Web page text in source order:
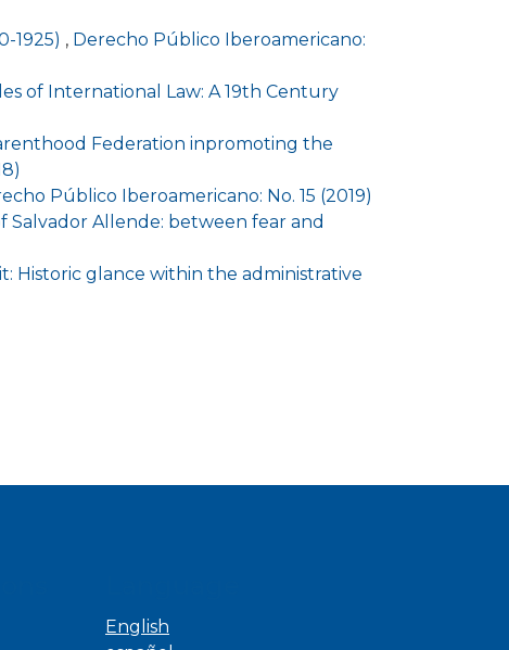
1925) , Derecho Público Iberoamericano:
of International Law: A 19th Century
Federation inpromoting the
Público Iberoamericano: No. 15 (2019)
Allende: between fear and
Historic glance within the administrative
English